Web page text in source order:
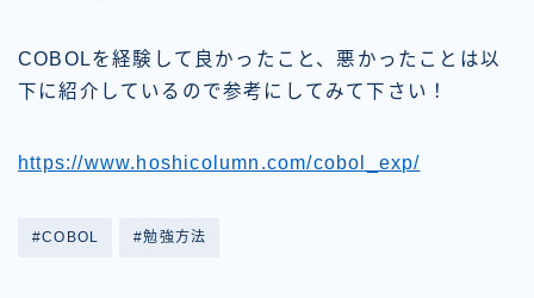
COBOLを経験して 良かったこと 、悪かったこと は以
下に紹介しているので参考にしてみて下さい！
https://www.hoshicolumn.com/cobol_exp/
#COBOL #勉強方法